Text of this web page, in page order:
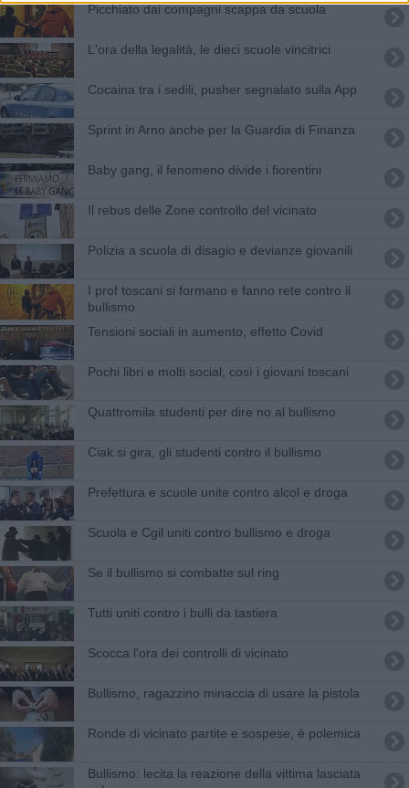
Picchiato dai compagni scappa da scuola
L'ora della legalità, le dieci scuole vincitrici
​Cocaina tra i sedili, pusher segnalato sulla App
Sprint in Arno anche per la Guardia di Finanza
Baby gang, il fenomeno divide i fiorentini
Il rebus delle Zone controllo del vicinato
​Polizia a scuola di disagio e devianze giovanili
I prof toscani si formano e fanno rete contro il
bullismo
Tensioni sociali in aumento, effetto Covid
Pochi libri e molti social, così i giovani toscani
Quattromila studenti per dire no al bullismo
Ciak si gira, gli studenti contro il bullismo
​Prefettura e scuole unite contro alcol e droga
Scuola e Cgil uniti contro bullismo e droga
Se il bullismo si combatte sul ring
Tutti uniti contro i bulli da tastiera
Scocca l'ora dei controlli di vicinato
Bullismo, ragazzino minaccia di usare la pistola
Ronde di vicinato partite e sospese, è polemica
​Bullismo: lecita la reazione della vittima lasciata